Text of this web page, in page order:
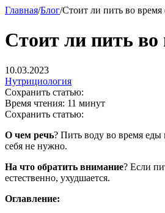
Главная/Блог/Стоит ли пить во время
Стоит ли пить
10.03.2023
Нутрициология
Сохранить статью:
Время чтения: 11 минут
Сохранить статью:
О чем речь? Пить воду во время еды
себя не нужно.
На что обратить внимание? Если
естественно, ухудшается.
Оглавление: